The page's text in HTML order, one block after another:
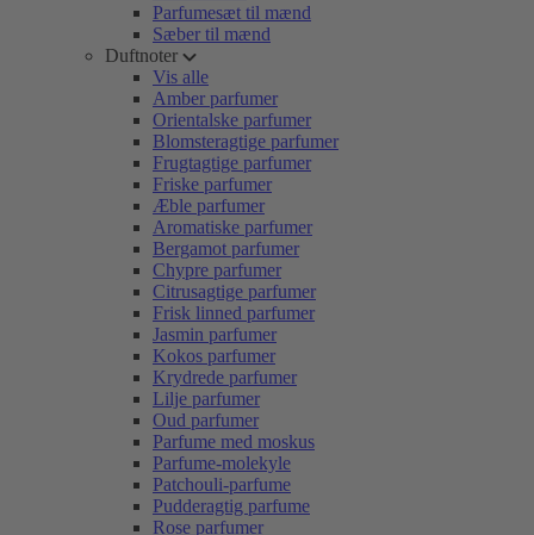
Parfumesæt til mænd
Sæber til mænd
Duftnoter
Vis alle
Amber parfumer
Orientalske parfumer
Blomsteragtige parfumer
Frugtagtige parfumer
Friske parfumer
Æble parfumer
Aromatiske parfumer
Bergamot parfumer
Chypre parfumer
Citrusagtige parfumer
Frisk linned parfumer
Jasmin parfumer
Kokos parfumer
Krydrede parfumer
Lilje parfumer
Oud parfumer
Parfume med moskus
Parfume-molekyle
Patchouli-parfume
Pudderagtig parfume
Rose parfumer